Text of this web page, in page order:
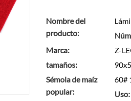
Nombre del
producto:
Marca:
Z-
tamaños:
Sémola de maíz
popular:
60#
Uso: